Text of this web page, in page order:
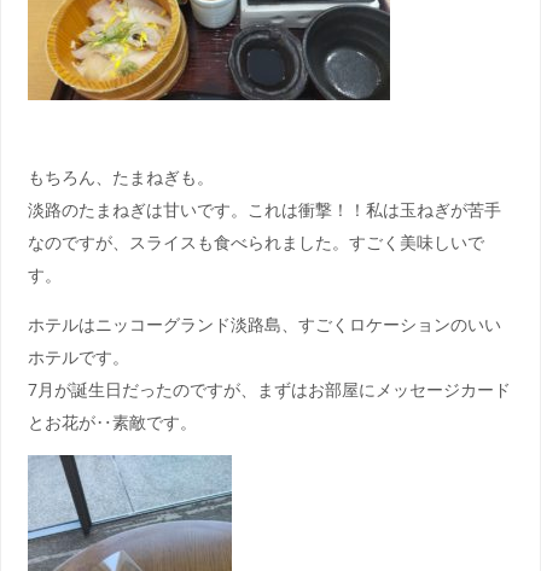
もちろん、たまねぎも。
淡路のたまねぎは甘いです。これは衝撃！！私は玉ねぎが苦手
なのですが、スライスも食べられました。すごく美味しいで
す。
ホテルはニッコーグランド淡路島、すごくロケーションのいい
ホテルです。
7月が誕生日だったのですが、まずはお部屋にメッセージカード
とお花が‥素敵です。